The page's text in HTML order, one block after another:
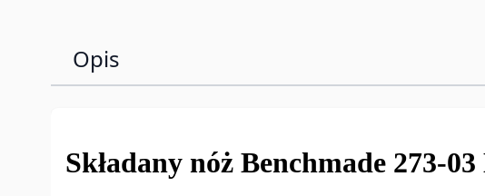
Opis
Składany nóż Benchmade 273-